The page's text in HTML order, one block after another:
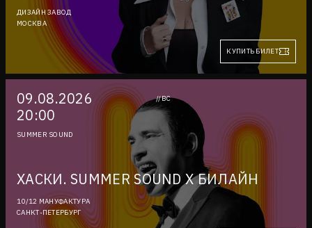
ДИЗАЙН ЗАВОД
МОСКВА
КУПИТЬ БИЛЕТ
09.08.2026
20:00
//ВС
SUMMER SOUND
ХАСКИ. SUMMER SOUND Х БИЛАЙН
10/12 МАНУФАКТУРА
САНКТ-ПЕТЕРБУРГ